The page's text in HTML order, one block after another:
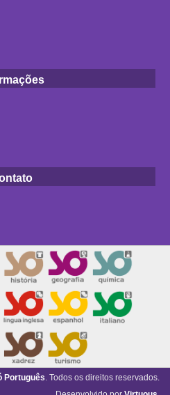
Português. Todos os direitos reservados.